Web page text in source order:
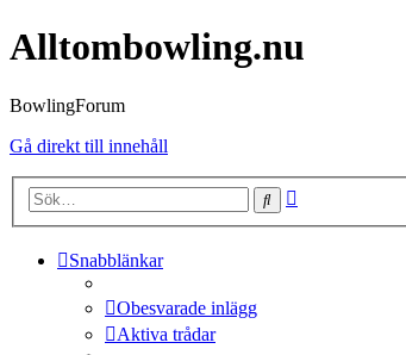
Alltombowling.nu
BowlingForum
Gå direkt till innehåll
Sök
Snabblänkar
Obesvarade inlägg
Aktiva trådar